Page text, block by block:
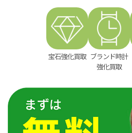
宝石強化買取 ブランド時計
強化買取